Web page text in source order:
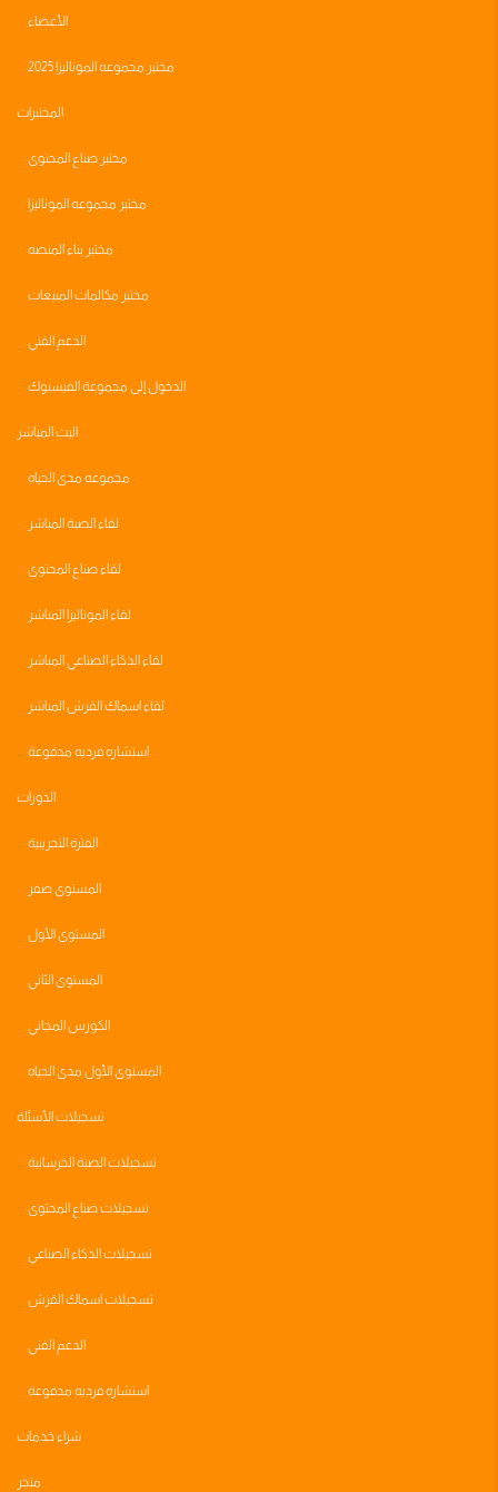
الأعضاء
مختبر مجموعه الموناليزا 2025
المختبرات
مختبر صناع المحتوى
مختبر مجموعه الموناليزا
مختبر بناء المنصه
مختبر مكالمات المبيعات
الدعم الفني
الدخول إلى مجموعة الفيسبوك
البث المباشر
مجموعه مدى الحياه
لقاء الصبة المباشر
لقاء صناع المحتوى
لقاء الموناليزا المباشر
لقاء الذكاء الصناعي المباشر
لقاء اسماك القرش المباشر
استشاره فرديه مدفوعة
الدورات
الفترة التجريبية
المستوى صفر
المستوى الأول
المستوى الثاني
الكورس المجاني
المستوى الأول مدى الحياه
تسجيلات الأسئلة
تسجيلات الصبة الخرسانية
تسجيلات صناع المحتوى
تسجيلات الذكاء الصناعي
تسجيلات اسماك القرش
الدعم الفني
استشاره فرديه مدفوعة
شراء خدمات
متجر